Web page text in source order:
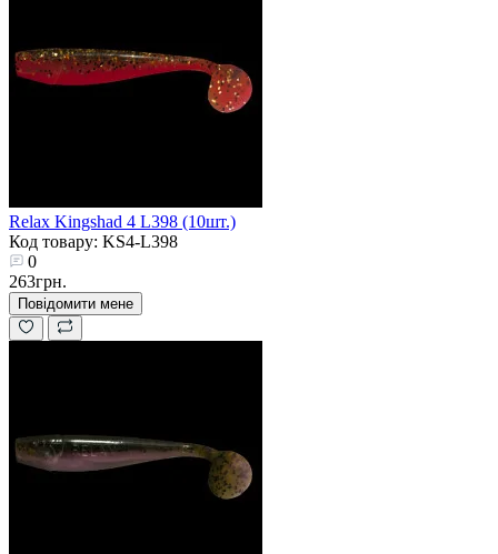
Relax Kingshad 4 L398 (10шт.)
Код товару: KS4-L398
0
263грн.
Повідомити мене